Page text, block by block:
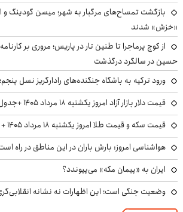
بازگشت تمساح‌های مرگبار به شهر؛ میسن گودینگ و
«خزش» شدند
از کوچ‌ پرماجرا تا طنین تار در پاریس؛ مروری بر
حسین در سالگرد درگذشت
ورود ترکیه به باشگاه جنگنده‌های رادارگریز نسل
قیمت دلار بازار آزاد امروز یکشنبه ۱۸ مرداد ۱۴۰۵ +جدول
قیمت سکه و قیمت طلا امروز یکشنبه ۱۸ مرداد ۱۴۰۵ + جدول
هواشناسی امروز: بارش باران در این مناطق در راه
ایران به «پیمان مکه» می‌پیوندد؟
وضعیت جنگی است؛ این اظهارات نه نشانه